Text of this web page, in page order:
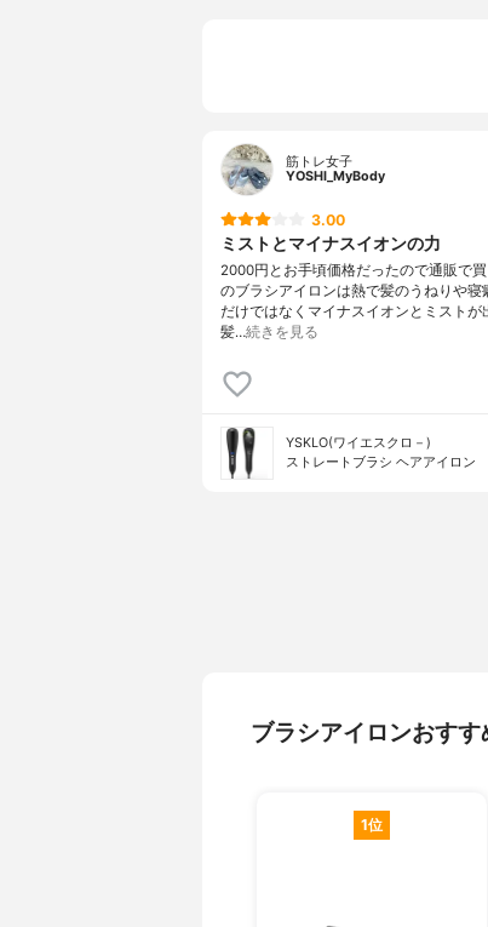
筋トレ女子
YOSHI_MyBody
3.00
ミストとマイナスイオンの力
2000円とお手頃価格だったので通販で
のブラシアイロンは熱で髪のうねりや寝
だけではなくマイナスイオンとミストが
髪…続きを見る
YSKLO(ワイエスクロ－)
ストレートブラシ ヘアアイロン
ブラシアイロンおす
1位